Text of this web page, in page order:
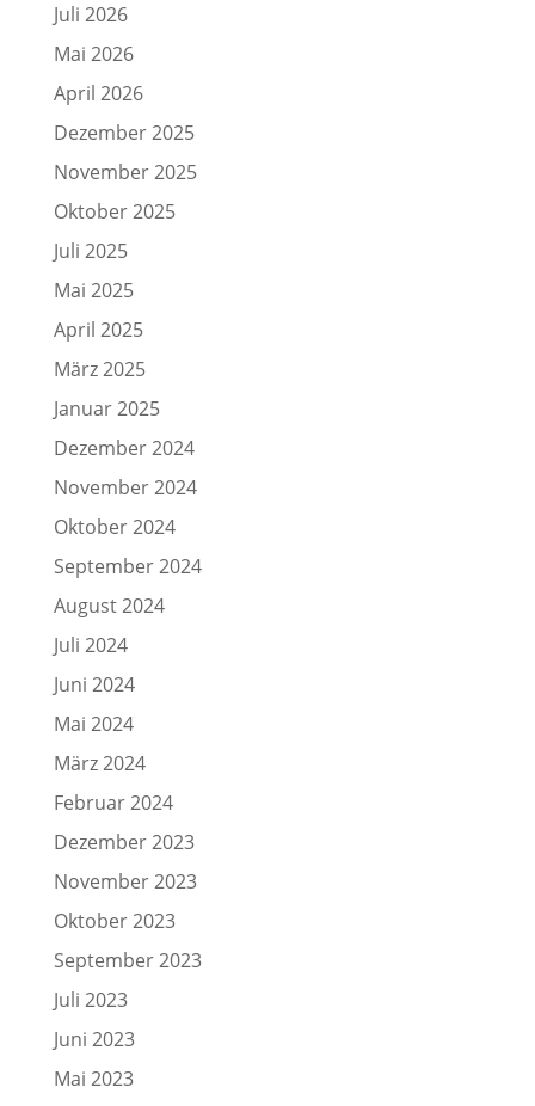
Juli 2026
Mai 2026
April 2026
Dezember 2025
November 2025
Oktober 2025
Juli 2025
Mai 2025
April 2025
März 2025
Januar 2025
Dezember 2024
November 2024
Oktober 2024
September 2024
August 2024
Juli 2024
Juni 2024
Mai 2024
März 2024
Februar 2024
Dezember 2023
November 2023
Oktober 2023
September 2023
Juli 2023
Juni 2023
Mai 2023